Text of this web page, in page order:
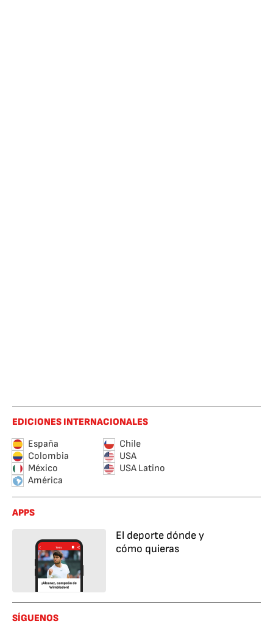
EDICIONES INTERNACIONALES
España
Chile
Colombia
USA
México
USA Latino
América
APPS
El deporte dónde y
cómo quieras
SÍGUENOS